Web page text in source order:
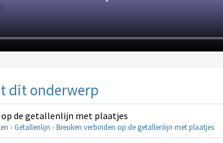
dit onderwerp
op de getallenlijn met plaatjes
› Getallenlijn › Breuken verbinden op de getallenlijn met plaatjes